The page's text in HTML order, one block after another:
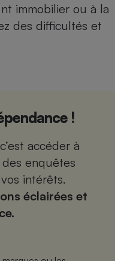
immobilier ou à la
des difficultés et
!
accéder à
enquêtes
intérêts.
éclairées et